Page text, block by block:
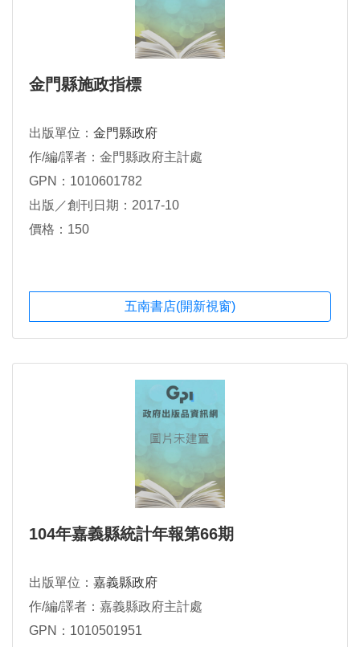
金門縣施政指標
出版單位： 金門縣政府
作/編/譯者：金門縣政府主計處
GPN：1010601782
出版／創刊日期：2017-10
價格：150
五南書店(開新視窗)
104年嘉義縣統計年報第66期
出版單位： 嘉義縣政府
作/編/譯者：嘉義縣政府主計處
GPN：1010501951